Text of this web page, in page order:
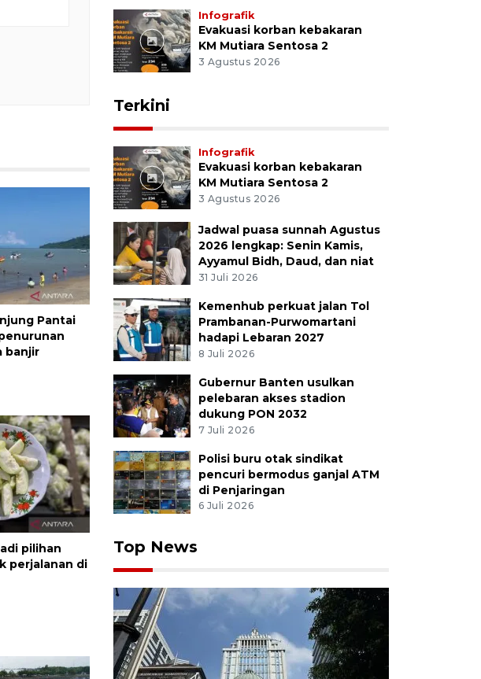
Pantai
banjir
pilihan
perjalanan di
Infografik
Evakuasi korban kebakaran
KM Mutiara Sentosa 2
3 Agustus 2026
Terkini
Infografik
Evakuasi korban kebakaran
KM Mutiara Sentosa 2
3 Agustus 2026
Jadwal puasa sunnah Agustus
2026 lengkap: Senin Kamis,
Ayyamul Bidh, Daud, dan niat
31 Juli 2026
Kemenhub perkuat jalan Tol
Prambanan-Purwomartani
hadapi Lebaran 2027
8 Juli 2026
Gubernur Banten usulkan
pelebaran akses stadion
dukung PON 2032
7 Juli 2026
Polisi buru otak sindikat
pencuri bermodus ganjal ATM
di Penjaringan
6 Juli 2026
Top News